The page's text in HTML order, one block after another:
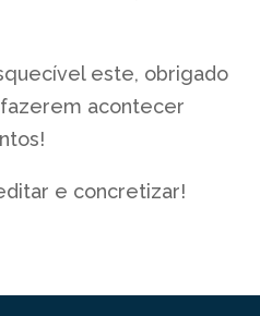
este, obrigado
acontecer
e concretizar!